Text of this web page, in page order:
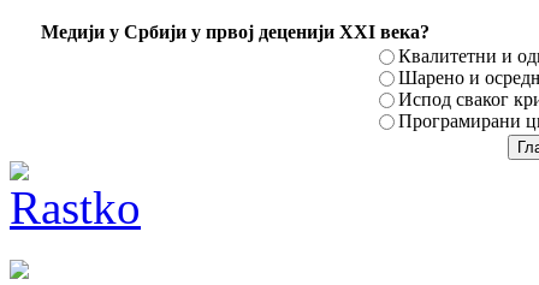
Mедији у Србији у првој деценији XXI века?
Квалитетни и
Шарено и
Испод сваког
Програмирани